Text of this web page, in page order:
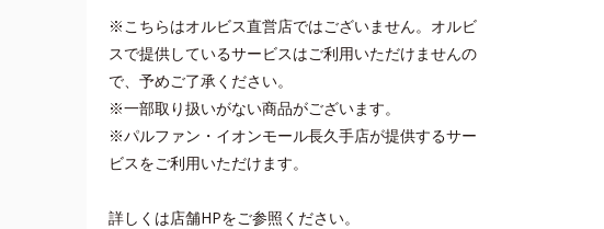
※こちらはオルビス直営店ではございません。オルビ
スで提供しているサービスはご利用いただけませんの
で、予めご了承ください。
※一部取り扱いがない商品がございます。
※パルファン・イオンモール長久手店が提供するサー
ビスをご利用いただけます。
詳しくは店舗HPをご参照ください。